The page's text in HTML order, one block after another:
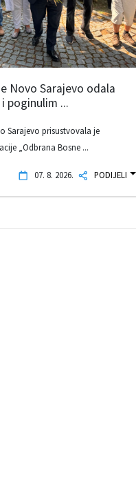
Novo Sarajevo odala
poginulim ...
Sarajevo prisustvovala je
„Odbrana Bosne ...
07. 8. 2026. PODIJELI